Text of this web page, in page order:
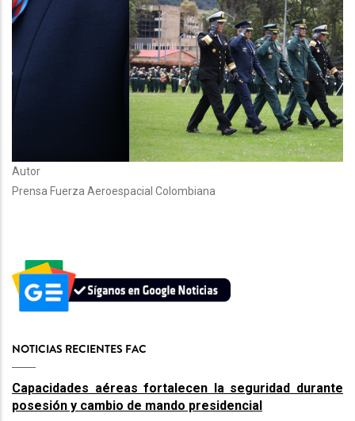
Autor
Prensa Fuerza Aeroespacial Colombiana
NOTICIAS RECIENTES FAC
Capacidades aéreas fortalecen la seguridad durante
posesión y cambio de mando presidencial